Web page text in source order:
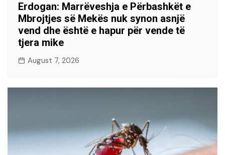
Erdogan: Marrëveshja e Përbashkët e
Mbrojtjes së Mekës nuk synon asnjë
vend dhe është e hapur për vende të
tjera mike
August 7, 2026